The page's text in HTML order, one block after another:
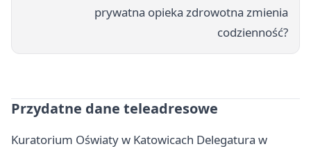
prywatna opieka zdrowotna zmienia
codzienność?
Przydatne dane teleadresowe
Kuratorium Oświaty w Katowicach Delegatura w